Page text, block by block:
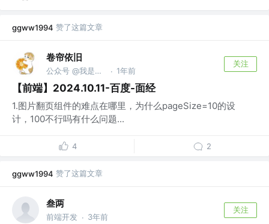
ggww1994 赞了这篇文章
卷帘依旧
公众号 @我是前端喵 · 1年前
关注
【前端】2024.10.11-百度-面经
1.图片翻页组件的难点在哪里，为什么pageSize=10的设
计，100不行吗有什么问题...
4 2
ggww1994 赞了这篇文章
叁两
前端开发 · 3年前
关注